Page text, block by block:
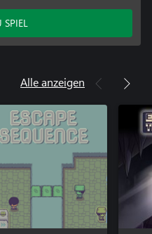
Alle anzeigen